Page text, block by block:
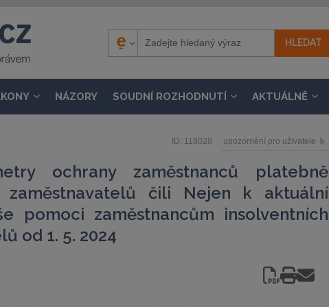
NÁZORY SOUDNÍ ROZHODNUTÍ AKTUÁLNĚ
ID: 118028 upozornění pro uživatele
ochrany zaměstnanců platebně
zaměstnavatelů čili Nejen k aktuální
pomoci zaměstnancům insolventních
od 1. 5. 2024